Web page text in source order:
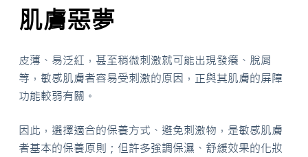
肌膚惡夢
皮薄、易泛紅，甚至稍微刺激就可能出現發癢、脫屑
等，敏感肌膚者容易受刺激的原因，正與其肌膚的屏障
功能較弱有關。
因此，選擇適合的保養方式、避免刺激物，是敏感肌膚
者基本的保養原則；但許多強調保濕、舒緩效果的化妝